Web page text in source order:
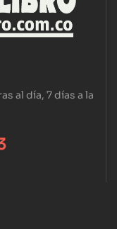
al día, 7 días a la